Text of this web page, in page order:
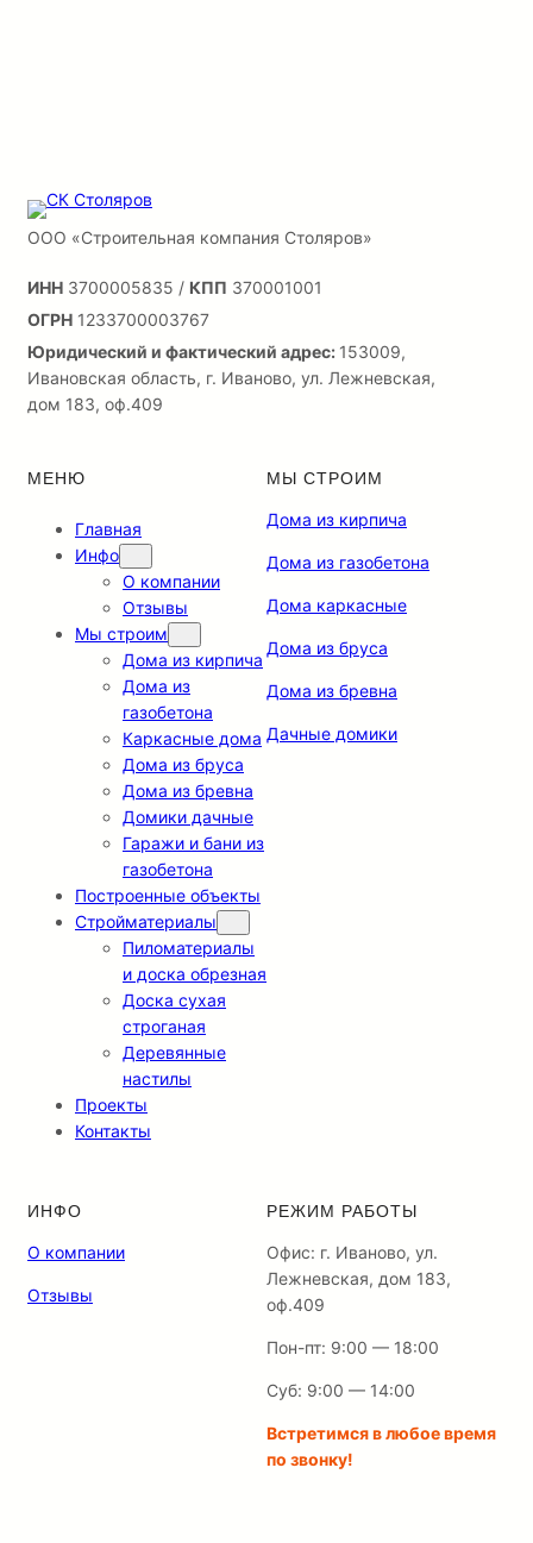
ООО «Строительная компания Столяров»
ИНН 3700005835 / КПП 370001001
ОГРН 1233700003767
Юридический и фактический адрес: 153009,
Ивановская область, г. Иваново, ул. Лежневская,
дом 183, оф.409
МЕНЮ
Главная
Инфо
О компании
Отзывы
Мы строим
Дома из кирпича
Дома из
газобетона
Каркасные дома
Дома из бруса
Дома из бревна
Домики дачные
Гаражи и бани из
газобетона
Построенные объекты
Стройматериалы
Пиломатериалы
и доска обрезная
Доска сухая
строганая
Деревянные
настилы
Проекты
Контакты
МЫ СТРОИМ
Дома из кирпича
Дома из газобетона
Дома каркасные
Дома из бруса
Дома из бревна
Дачные домики
ИНФО
О компании
Отзывы
РЕЖИМ РАБОТЫ
Офис: г. Иваново, ул.
Лежневская, дом 183,
оф.409
Пон-пт: 9:00 — 18:00
Суб: 9:00 — 14:00
Встретимся в любое время
по звонку!